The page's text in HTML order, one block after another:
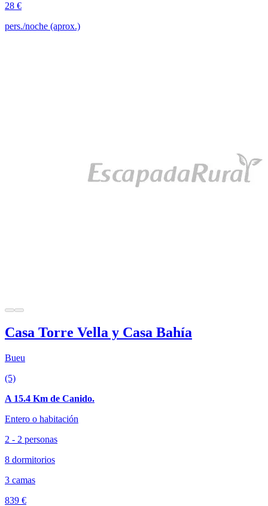
28 €
pers./noche (aprox.)
Casa Torre Vella y Casa Bahía
Bueu
(5)
A 15.4 Km de Canido.
Entero o habitación
2 - 2 personas
8 dormitorios
3 camas
839 €